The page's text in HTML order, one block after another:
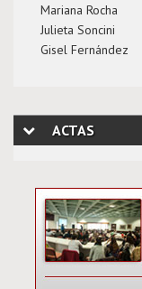
Mariana Rocha
Julieta Soncini
Gisel Fernández
ACTAS